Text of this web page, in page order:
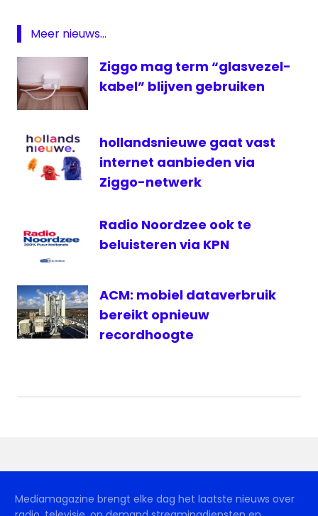
NTR
Omroep
Gelderland
Rigter
Live
satelliet
Telegraaf
Media
Meer nieuws...
Ziggo mag term “glasvezel-
kabel” blijven gebruiken
hollandsnieuwe gaat vast
internet aanbieden via
Ziggo-netwerk
Radio Noordzee ook te
beluisteren via KPN
ACM: mobiel dataverbruik
bereikt opnieuw
recordhoogte
Mediamagazine brengt elke dag het laatste nieuws over